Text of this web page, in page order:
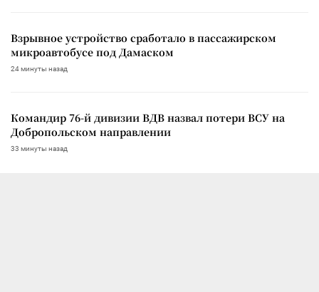
Взрывное устройство сработало в пассажирском
микроавтобусе под Дамаском
24 минуты назад
Командир 76-й дивизии ВДВ назвал потери ВСУ на
Добропольском направлении
33 минуты назад